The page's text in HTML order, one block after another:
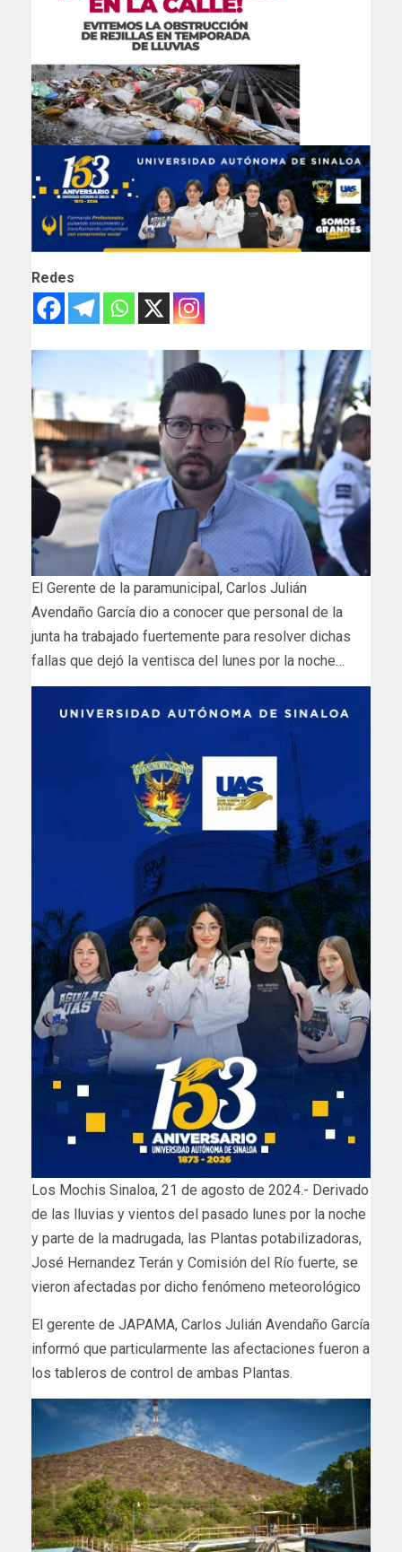
Redes
El Gerente de la paramunicipal, Carlos Julián
Avendaño García dio a conocer que personal de la
junta ha trabajado fuertemente para resolver dichas
fallas que dejó la ventisca del lunes por la noche…
Los Mochis Sinaloa, 21 de agosto de 2024.- Derivado
de las lluvias y vientos del pasado lunes por la noche
y parte de la madrugada, las Plantas potabilizadoras,
José Hernandez Terán y Comisión del Río fuerte, se
vieron afectadas por dicho fenómeno meteorológico
El gerente de JAPAMA, Carlos Julián Avendaño García
informó que particularmente las afectaciones fueron a
los tableros de control de ambas Plantas.